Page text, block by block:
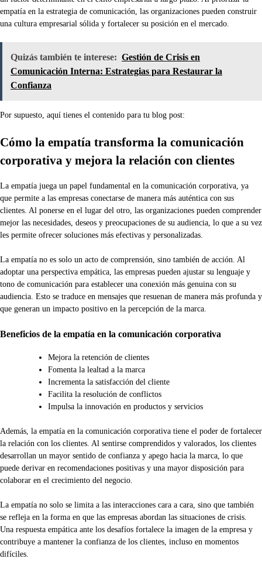
empatía en la estrategia de comunicación, las organizaciones pueden construir
una cultura empresarial sólida y fortalecer su posición en el mercado.
Quizás también te interese: Gestión de Crisis en
Comunicación Interna: Estrategias para Restaurar la
Confianza
Por supuesto, aquí tienes el contenido para tu blog post:
Cómo la empatía transforma la comunicación
corporativa y mejora la relación con clientes
La empatía juega un papel fundamental en la comunicación corporativa, ya
que permite a las empresas conectarse de manera más auténtica con sus
clientes. Al ponerse en el lugar del otro, las organizaciones pueden comprender
mejor las necesidades, deseos y preocupaciones de su audiencia, lo que a su vez
les permite ofrecer soluciones más efectivas y personalizadas.
La empatía no es solo un acto de comprensión, sino también de acción. Al
adoptar una perspectiva empática, las empresas pueden ajustar su lenguaje y
tono de comunicación para establecer una conexión más genuina con su
audiencia. Esto se traduce en mensajes que resuenan de manera más profunda y
que generan un impacto positivo en la percepción de la marca.
Beneficios de la empatía en la comunicación corporativa
Mejora la retención de clientes
Fomenta la lealtad a la marca
Incrementa la satisfacción del cliente
Facilita la resolución de conflictos
Impulsa la innovación en productos y servicios
Además, la empatía en la comunicación corporativa tiene el poder de fortalecer
la relación con los clientes. Al sentirse comprendidos y valorados, los clientes
desarrollan un mayor sentido de confianza y apego hacia la marca, lo que
puede derivar en recomendaciones positivas y una mayor disposición para
colaborar en el crecimiento del negocio.
La empatía no solo se limita a las interacciones cara a cara, sino que también
se refleja en la forma en que las empresas abordan las situaciones de crisis.
Una respuesta empática ante los desafíos fortalece la imagen de la empresa y
contribuye a mantener la confianza de los clientes, incluso en momentos
difíciles.